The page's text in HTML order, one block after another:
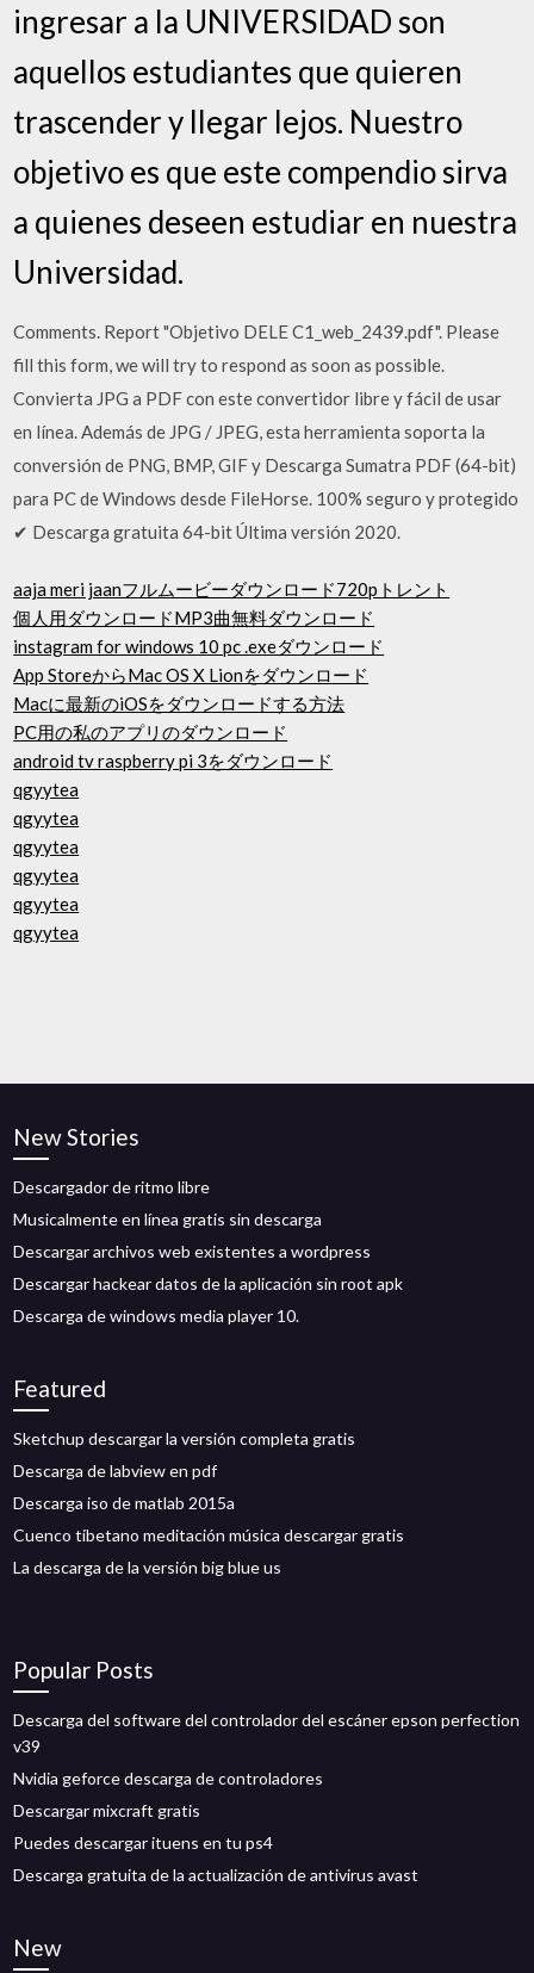
ingresar a la UNIVERSIDAD son
aquellos estudiantes que quieren
trascender y llegar lejos. Nuestro
objetivo es que este compendio sirva
a quienes deseen estudiar en nuestra
Universidad.
Comments. Report "Objetivo DELE C1_web_2439.pdf". Please
fill this form, we will try to respond as soon as possible.
Convierta JPG a PDF con este convertidor libre y fácil de usar
en línea. Además de JPG / JPEG, esta herramienta soporta la
conversión de PNG, BMP, GIF y Descarga Sumatra PDF (64-bit)
para PC de Windows desde FileHorse. 100% seguro y protegido
✔ Descarga gratuita 64-bit Última versión 2020.
aaja meri jaanフルムービーダウンロード720pトレント
個人用ダウンロードMP3曲無料ダウンロード
instagram for windows 10 pc .exeダウンロード
App StoreからMac OS X Lionをダウンロード
Macに最新のiOSをダウンロードする方法
PC用の私のアプリのダウンロード
android tv raspberry pi 3をダウンロード
qgyytea
qgyytea
qgyytea
qgyytea
qgyytea
qgyytea
New Stories
Descargador de ritmo libre
Musicalmente en línea gratis sin descarga
Descargar archivos web existentes a wordpress
Descargar hackear datos de la aplicación sin root apk
Descarga de windows media player 10.
Featured
Sketchup descargar la versión completa gratis
Descarga de labview en pdf
Descarga iso de matlab 2015a
Cuenco tibetano meditación música descargar gratis
La descarga de la versión big blue us
Popular Posts
Descarga del software del controlador del escáner epson perfection
v39
Nvidia geforce descarga de controladores
Descargar mixcraft gratis
Puedes descargar ituens en tu ps4
Descarga gratuita de la actualización de antivirus avast
New